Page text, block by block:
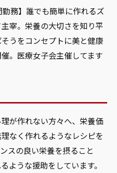
勤務】誰でも簡単に作れるズ
宰。栄養の大切さを知り平
うをコンセプトに美と健康
。医療女子会主催してます
が作れない方々へ、栄養価
なく作れるようなレシピを
スの良い栄養を摂ること
ような援助をしています。